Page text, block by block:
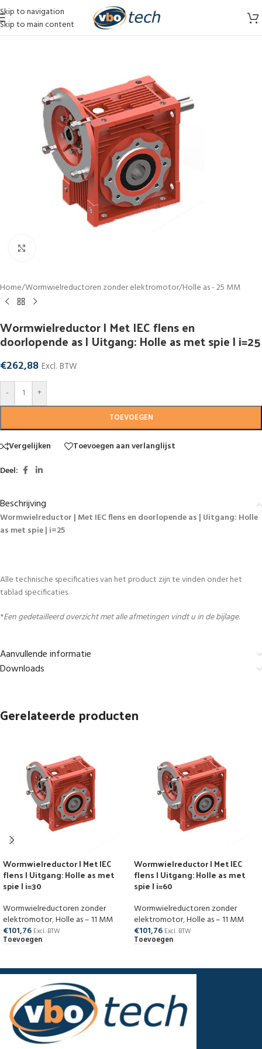
Skip to navigation
Skip to main content
Home/Wormwielreductoren zonder elektromotor/Holle as - 25 MM
Wormwielreductor | Met IEC flens en
doorlopende as | Uitgang: Holle as met spie | i=25
€262,88 Excl. BTW
-
+
TOEVOEGEN
Vergelijken
Toevoegen aan verlanglijst
Deel:
Beschrijving
Wormwielreductor | Met IEC flens en doorlopende as | Uitgang: Holle
as met spie | i=25
Alle technische specificaties van het product zijn te vinden onder het
tablad specificaties.
*Een gedetailleerd overzicht met alle afmetingen vindt u in de bijlage.
Aanvullende informatie
Downloads
Gerelateerde producten
Wormwielreductor | Met IEC
flens | Uitgang: Holle as met
spie | i=30
Wormwielreductoren zonder
elektromotor,Holle as – 11 MM
€101,76 Excl. BTW
Toevoegen
Wormwielreductor | Met IEC
flens | Uitgang: Holle as met
spie | i=60
Wormwielreductoren zonder
elektromotor,Holle as – 11 MM
€101,76 Excl. BTW
Toevoegen